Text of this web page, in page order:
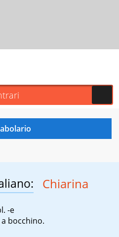
Chiarina
-e
bocchino.